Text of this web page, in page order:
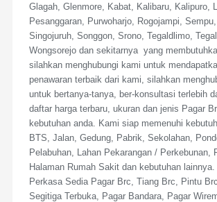
Glagah, Glenmore, Kabat, Kalibaru, Kalipuro,
Pesanggaran, Purwoharjo, Rogojampi, Sempu,
Singojuruh, Songgon, Srono, Tegaldlimo,
Wongsorejo dan sekitarnya yang
silahkan menghubungi kami untuk
penawaran terbaik dari kami, silahkan
untuk bertanya-tanya, ber-konsultasi terlebih
daftar harga terbaru, ukuran dan jenis Pagar
kebutuhan anda. Kami siap memenuhi
BTS, Jalan, Gedung, Pabrik, Sekolahan,
Pelabuhan, Lahan Pekarangan / Perkebunan,
Halaman Rumah Sakit dan kebutuhan
Perkasa Sedia Pagar Brc, Tiang Brc, Pintu
Segitiga Terbuka, Pagar Bandara, Pagar